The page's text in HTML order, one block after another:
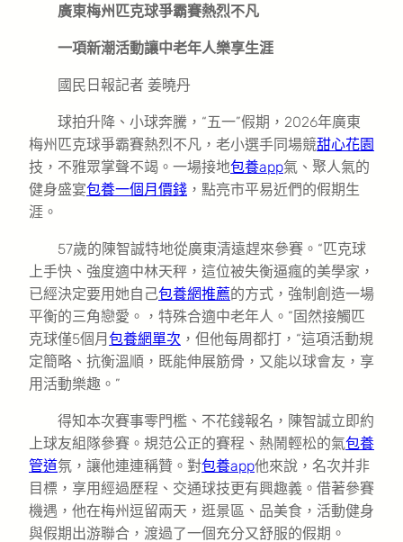
廣東梅州匹克球爭霸賽熱烈不凡
一項新潮活動讓中老年人樂享生涯
國民日報記者 姜曉丹
球拍升降、小球奔騰，“五一”假期，2026年廣東
梅州匹克球爭霸賽熱烈不凡，老小選手同場競甜心花園
技，不雅眾掌聲不竭。一場接地包養app氣、聚人氣的
健身盛宴包養一個月價錢 ，點亮市平易近們的假期生
涯。
57歲的陳智誠特地從廣東清遠趕來參賽。“匹克球
上手快、強度適中林天秤，這位被失衡逼瘋的美學家，
已經決定要用她自己包養網推薦的方式，強制創造一場
平衡的三角戀愛。，特殊合適中老年人。”固然接觸匹
克球僅5個月 包養網單次 ，但他每周都打，“這項活動規
定簡略、抗衡溫順，既能伸展筋骨，又能以球會友，享
用活動樂趣。”
得知本次賽事零門檻、不花錢報名，陳智誠立即約
上球友組隊參賽。規范公正的賽程、熱鬧輕松的氣包養
管道氛，讓他連連稱贊。對包養app他來說，名次并非
目標，享用經過歷程、交通球技更有興趣義。借著參賽
機遇，他在梅州逗留兩天，逛景區、品美食，活動健身
與假期出游聯合，渡過了一個充分又舒服的假期。